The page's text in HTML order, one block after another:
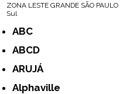
ZONA LESTE GRANDE SÃO PAULO
Sul
ABC
ABCD
ARUJÁ
Alphaville